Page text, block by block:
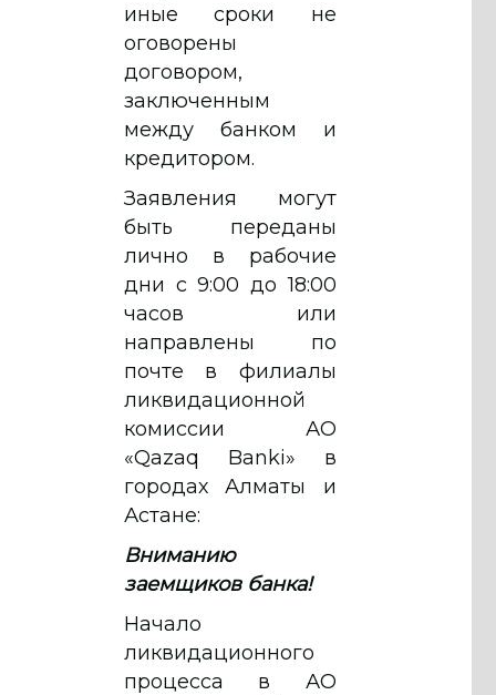
иные сроки не
оговорены
договором,
заключенным
между банком и
кредитором.
Заявления могут
быть переданы
лично в рабочие
дни с 9:00 до 18:00
часов или
направлены по
почте в филиалы
ликвидационной
комиссии АО
«Qazaq Banki» в
городах Алматы и
Астане:
Вниманию
заемщиков банка!
Начало
ликвидационного
процесса в АО